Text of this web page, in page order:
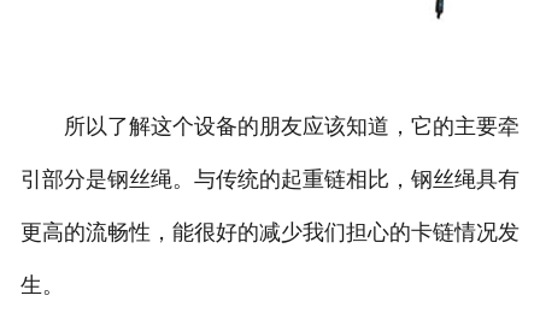
所以了解这个设备的朋友应该知道，它的主要牵
引部分是钢丝绳。与传统的起重链相比，钢丝绳具有
更高的流畅性，能很好的减少我们担心的卡链情况发
生。